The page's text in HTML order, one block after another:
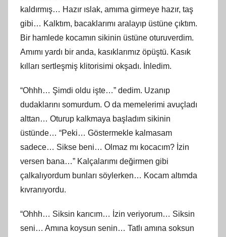
kaldırmış… Hazır ıslak, amıma girmeye hazır, taş
gibi… Kalktım, bacaklarımı aralayıp üstüne çıktım.
Bir hamlede kocamın sikinin üstüne oturuverdim.
Amımı yardı bir anda, kasıklarımız öpüştü. Kasık
kılları sertleşmiş klitorisimi okşadı. İnledim.
“Ohhh… Şimdi oldu işte…” dedim. Uzanıp
dudaklarını somurdum. O da memelerimi avuçladı
alttan… Oturup kalkmaya başladım sikinin
üstünde… “Peki… Göstermekle kalmasam
sadece… Sikse beni… Olmaz mı kocacım? İzin
versen bana…” Kalçalarımı değirmen gibi
çalkalıyordum bunları söylerken… Kocam altımda
kıvranıyordu.
“Ohhh… Siksin karıcım… İzin veriyorum… Siksin
seni… Amına koysun senin… Tatlı amına soksun